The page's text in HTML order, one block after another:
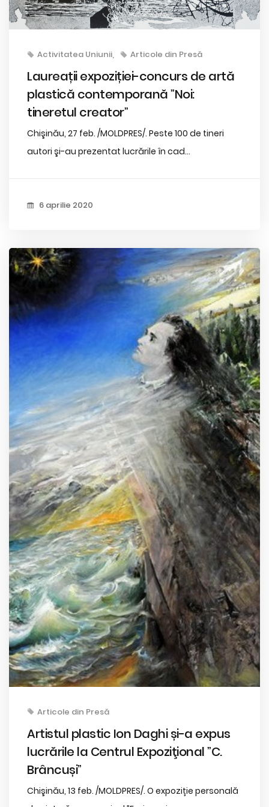
Activitatea Uniunii Articole din Presă
Laureații expoziției-concurs de artă
plastică contemporană ”Noi:
tineretul creator”
Chişinău, 27 feb. /MOLDPRES/. Peste 100 de tineri
autori şi-au prezentat lucrările în cad...
6 aprilie 2020
Articole din Presă
Artistul plastic Ion Daghi și-a expus
lucrările la Centrul Expoziţional ”C.
Brâncuși”
Chişinău, 13 feb. /MOLDPRES/. O expoziție personală